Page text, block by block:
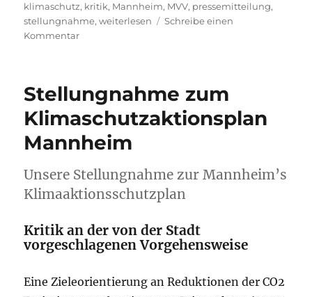
klimaschutz, kritik, Mannheim, MVV, pressemitteilung,
stellungnahme,weiterlesen
Schreibe einen
Kommentarzu
Energierahmenstudie
(ERS)
der
MVV
Energie
Stellungnahme zum
Klimaschutzaktionsplan
Mannheim
Unsere Stellungnahme zur Mannheim’s
Klimaaktionsschutzplan
Kritik an der von der Stadt
vorgeschlagenen Vorgehensweise
Eine Zieleorientierung an Reduktionen der CO2